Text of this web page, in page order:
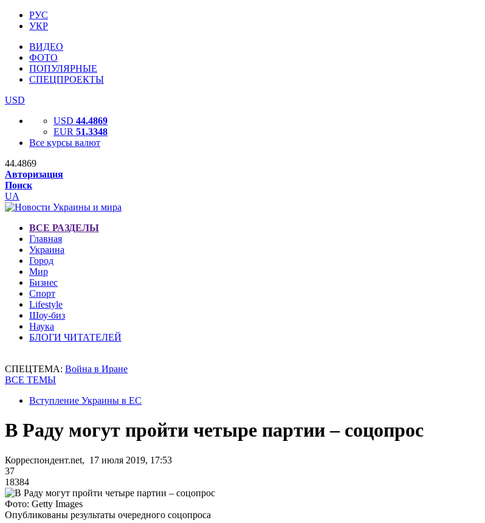
РУС
УКР
ВИДЕО
ФОТО
ПОПУЛЯРНЫЕ
СПЕЦПРОЕКТЫ
USD
USD 44.4869
EUR 51.3348
Все курсы валют
44.4869
Авторизация
Поиск
UA
ВСЕ РАЗДЕЛЫ
Главная
Украина
Город
Мир
Бизнес
Спорт
Lifestyle
Шоу-биз
Наука
БЛОГИ ЧИТАТЕЛЕЙ
СПЕЦТЕМА: Война в Иране
ВСЕ ТЕМЫ
Вступление Украины в ЕС
В Раду могут пройти четыре партии – соцопрос
Корреспондент.net, 17 июля 2019, 17:53
37
18384
Фото: Getty Images
Опубликованы результаты очередного соцопроса